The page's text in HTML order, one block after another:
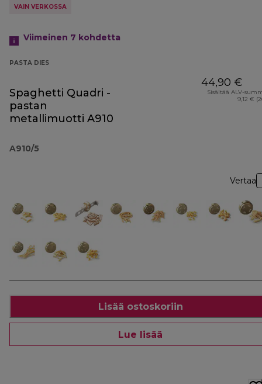
VAIN VERKOSSA
Viimeinen 7 kohdetta
PASTA DIES
Spaghetti Quadri -
pastan
metallimuotti A910
A910/5
44,90 €
Sisältää ALV-
9,12 €
Vertaa
Lisää ostoskoriin
Lue lisää